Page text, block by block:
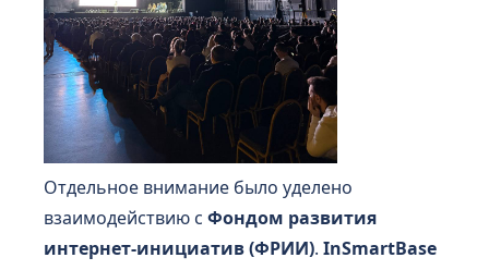
Отдельное внимание было уделено
взаимодействию с Фондом развития
интернет-инициатив (ФРИИ). InSmartBase